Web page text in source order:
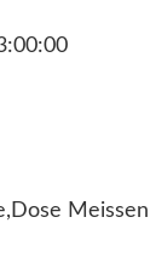
Meissen